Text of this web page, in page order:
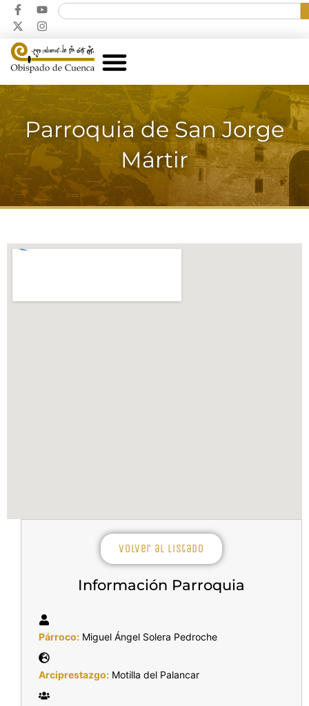
Parroquia de San Jorge
Mártir
Volver al listado
Información Parroquia
Párroco: Miguel Ángel Solera Pedroche
Arciprestazgo: Motilla del Palancar